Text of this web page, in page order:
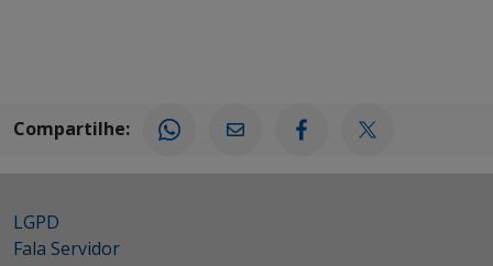
Compartilhe:
LGPD
Fala Servidor